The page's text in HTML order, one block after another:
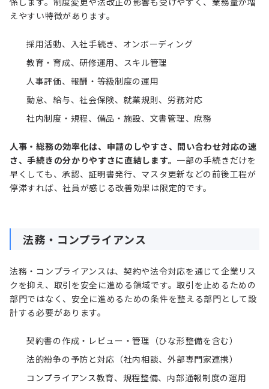
えやすい特徴があります。
採用活動、入社手続き、オンボーディング
教育・育成、研修運用、スキル管理
人事評価、報酬・等級制度の運用
勤怠、給与、社会保険、就業規則、労務対応
社内制度・規程、備品・施設、文書管理、庶務
人事・総務の効率化は、申請のしやすさ、問い合わせ対応の速
さ、手続きの分かりやすさに直結します。 一部の手続きだけを
早くしても、承認、証明書発行、マスタ更新などの前後工程が
停滞すれば、社員が感じる改善効果は限定的です。
法務・コンプライアンス
法務・コンプライアンスは、契約や法令対応を通じて企業リス
クを抑え、取引を安全に進める領域です。取引を止めるための
部門ではなく、安全に進めるための条件を整える部門として設
計する必要があります。
契約書の作成・レビュー・管理（ひな形整備を含む）
法的紛争の予防と対応（社内相談、外部専門家連携）
コンプライアンス教育、規程整備、内部通報制度の運用